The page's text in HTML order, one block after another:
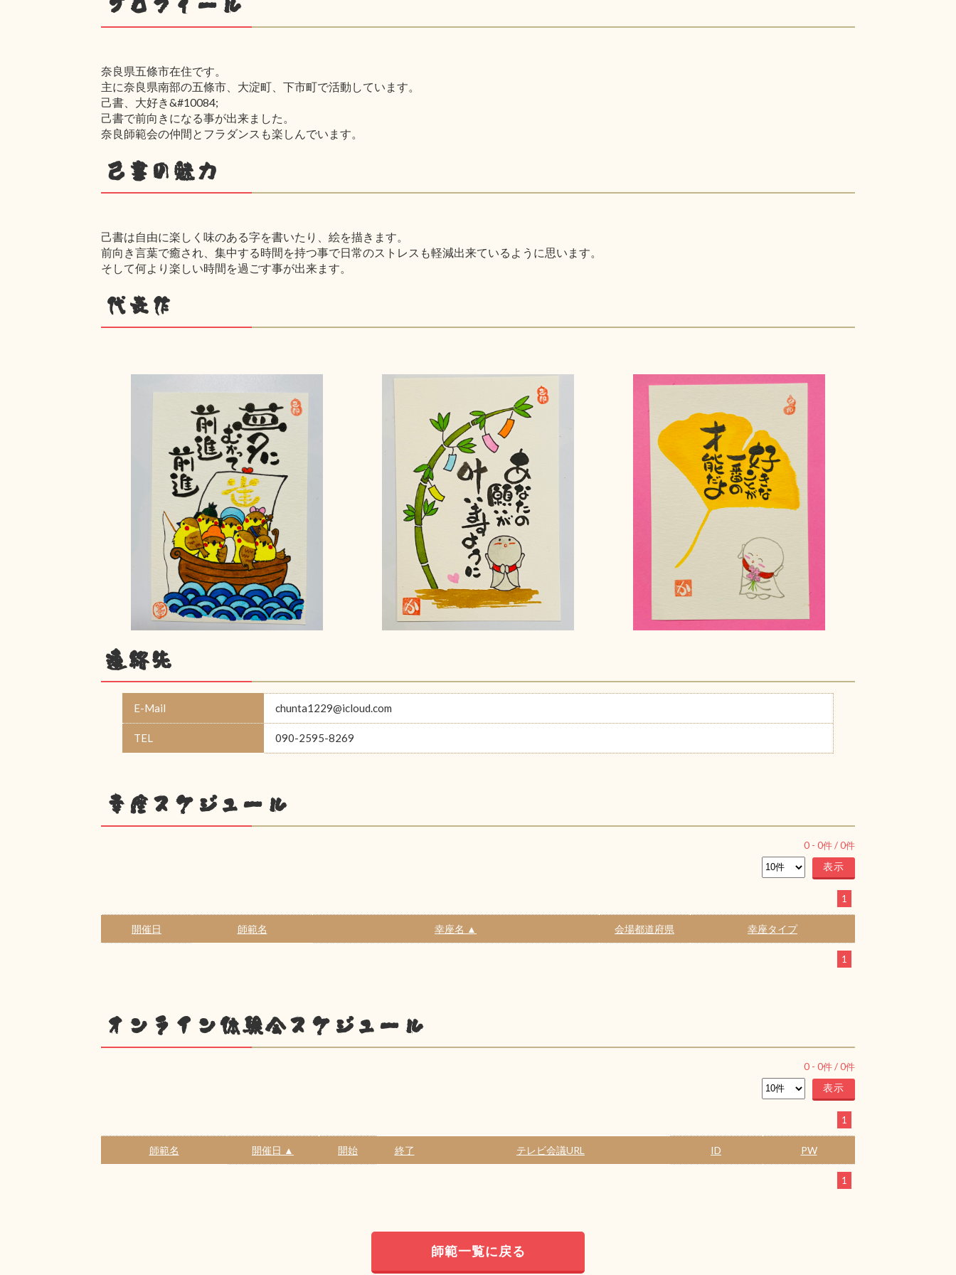
プロフィール
奈良県五條市在住です。
主に奈良県南部の五條市、大淀町、下市町で活動しています。
己書、大好き&#10084;
己書で前向きになる事が出来ました。
奈良師範会の仲間とフラダンスも楽しんでいます。
己書の魅力
己書は自由に楽しく味のある字を書いたり、絵を描きます。
前向き言葉で癒され、集中する時間を持つ事で日常のストレスも軽減出来ているように思います。
そして何より楽しい時間を過ごす事が出来ます。
代表作
連絡先
E-Mail chunta1229@icloud.com
TEL 090-2595-8269
幸座スケジュール
0 - 0件 /0件
1
開催日 師範名 幸座名 ▲ 会場都道府県 幸座タイプ
1
オンライン体験会スケジュール
0 - 0件 /0件
1
師範名 開催日 ▲ 開始 終了 テレビ会議URL ID PW
1
師範一覧に戻る